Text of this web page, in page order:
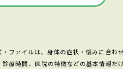
・ファイルは、身体の症状・悩みに合わ
療時間、医院の特徴などの基本情報だ